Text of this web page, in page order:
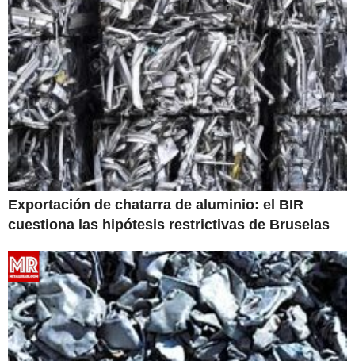
Exportación de chatarra de aluminio: el BIR
cuestiona las hipótesis restrictivas de Bruselas